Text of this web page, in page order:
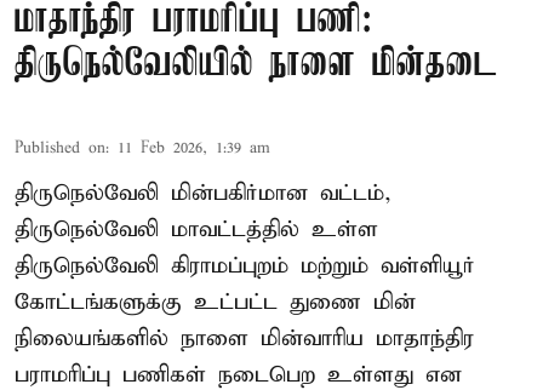
மாதாந்திர பராமரிப்பு பணி:
திருநெல்வேலியில் நாளை மின்தடை
Published on: 11 Feb 2026, 1:39 am
திருநெல்வேலி மின்பகிர்மான வட்டம்,
திருநெல்வேலி மாவட்டத்தில் உள்ள
திருநெல்வேலி கிராமப்புறம் மற்றும் வள்ளியூர்
கோட்டங்களுக்கு உட்பட்ட துணை மின்
நிலையங்களில் நாளை மின்வாரிய மாதாந்திர
பராமரிப்பு பணிகள் நடைபெற உள்ளது என